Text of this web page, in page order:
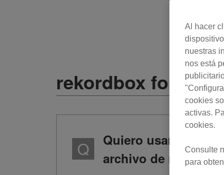
rekordbox for Mac
Quiero usar el
archivo de
Al hacer
nuestras
nos está
cookies
activas.
cookies.
Consulte
para